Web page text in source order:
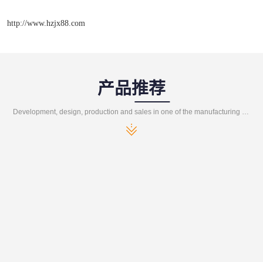
http://www.hzjx88.com
产品推荐
Development, design, production and sales in one of the manufacturing enterprises